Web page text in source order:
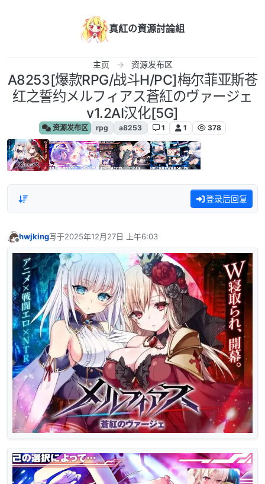
真紅の資源討論組
主页 资源发布区
A8253[爆款RPG/战斗H/PC]梅尔菲亚斯苍
红之誓约メルフィアス蒼紅のヴァージェ
v1.2AI汉化[5G]
资源发布区 rpg a8253 1 1 378
登录后回复
hwjking写于2025年12月27日 上午6:03
最后由 编辑